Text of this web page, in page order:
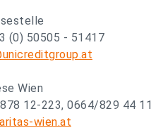
(0) 50505 - 51417
Wien
12-223, 0664/829 44 11
wien.at